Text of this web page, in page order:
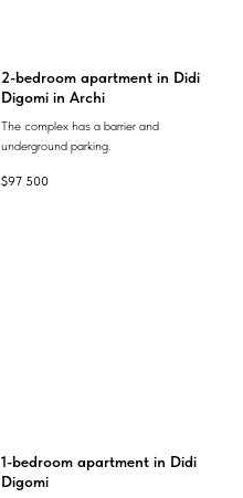
2-bedroom apartment in Didi
Digomi in Archi
The complex has a barrier and
underground parking.
$97 500
1-bedroom apartment in Didi
Digomi